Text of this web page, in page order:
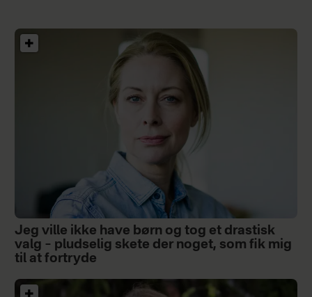
Jeg ville ikke have børn og tog et drastisk
valg – pludselig skete der noget, som fik mig
til at fortryde